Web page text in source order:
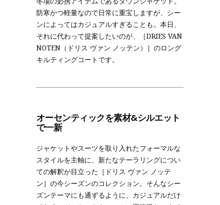
防寒かつ軽量なので日常に重宝しますが、シー
ンによってはカジュアルすぎることも。本日、
それに代わって提案したいのが、［DRIES VAN
NOTEN（ドリス ヴァン ノッテン）］のロング
キルティングコートです。
オーセンティックを素材&シルエット
で一新
ジャケットやスーツを取り入れたフォーマルな
スタイルを主軸に、新たなテーラリングについ
ての解釈が目立った［ドリス ヴァン ノッテ
ン］の今シーズンのコレクション。そんなシー
ズンテーマにも通ずるように、カジュアルだけ